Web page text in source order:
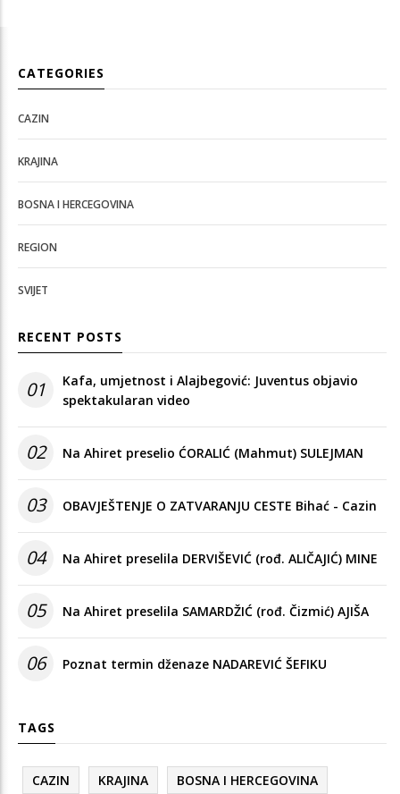
CATEGORIES
CAZIN
KRAJINA
BOSNA I HERCEGOVINA
REGION
SVIJET
RECENT POSTS
01
Kafa, umjetnost i Alajbegović: Juventus objavio
spektakularan video
02 Na Ahiret preselio ĆORALIĆ (Mahmut) SULEJMAN
03 OBAVJEŠTENJE O ZATVARANJU CESTE Bihać - Cazin
04 Na Ahiret preselila DERVIŠEVIĆ (rođ. ALIČAJIĆ) MINE
05 Na Ahiret preselila SAMARDŽIĆ (rođ. Čizmić) AJIŠA
06 Poznat termin dženaze NADAREVIĆ ŠEFIKU
TAGS
CAZIN KRAJINA BOSNA I HERCEGOVINA